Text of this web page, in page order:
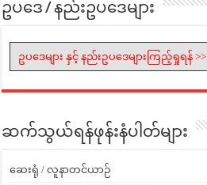
ဥပဒေ / နည်းဥပဒေများ
ဥပဒေများ နှင့် နည်းဥပဒေများကြည့်ရှုရန် >>
ဆက်သွယ်ရန်ဖုန်းနံပါတ်များ
ဆေးရုံ / လူနာတင်ယာဉ်